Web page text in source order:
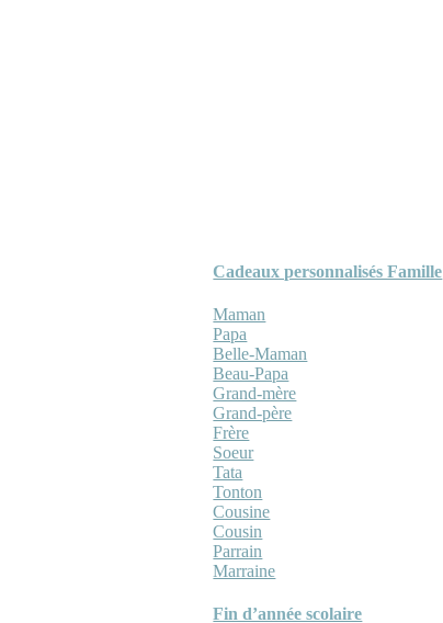
Cadeaux personnalisés Famille
Maman
Papa
Belle-Maman
Beau-Papa
Grand-mère
Grand-père
Frère
Soeur
Tata
Tonton
Cousine
Cousin
Parrain
Marraine
Fin d’année scolaire